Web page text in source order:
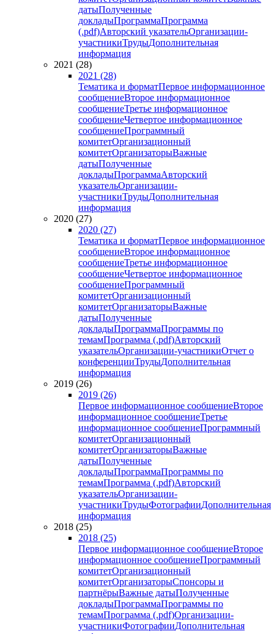
датыПолученные
докладыПрограммаПрограмма
(.pdf)Авторский указательОрганизации-
участникиТрудыДополнительная
информация
2021 (28)
2021 (28)
Тематика и форматПервое информационное
сообщениеВторое информационное
сообщениеТретье информационное
сообщениеЧетвертое информационное
сообщениеПрограммный
комитетОрганизационный
комитетОрганизаторыВажные
датыПолученные
докладыПрограммаАвторский
указательОрганизации-
участникиТрудыДополнительная
информация
2020 (27)
2020 (27)
Тематика и форматПервое информационное
сообщениеВторое информационное
сообщениеТретье информационное
сообщениеЧетвертое информационное
сообщениеПрограммный
комитетОрганизационный
комитетОрганизаторыВажные
датыПолученные
докладыПрограммаПрограммы по
темамПрограмма (.pdf)Авторский
указательОрганизации-участникиОтчет о
конференцииТрудыДополнительная
информация
2019 (26)
2019 (26)
Первое информационное сообщениеВторое
информационное сообщениеТретье
информационное сообщениеПрограммный
комитетОрганизационный
комитетОрганизаторыВажные
датыПолученные
докладыПрограммаПрограммы по
темамПрограмма (.pdf)Авторский
указательОрганизации-
участникиТрудыФотографииДополнительная
информация
2018 (25)
2018 (25)
Первое информационное сообщениеВторое
информационное сообщениеПрограммный
комитетОрганизационный
комитетОрганизаторыСпонсоры и
партнёрыВажные датыПолученные
докладыПрограммаПрограммы по
темамПрограмма (.pdf)Организации-
участникиФотографииДополнительная